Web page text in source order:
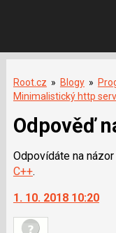
Root.cz » Blogy »
Minimalistický http
Odpověď
Odpovídáte na
C++.
1. 10. 2018 10:20